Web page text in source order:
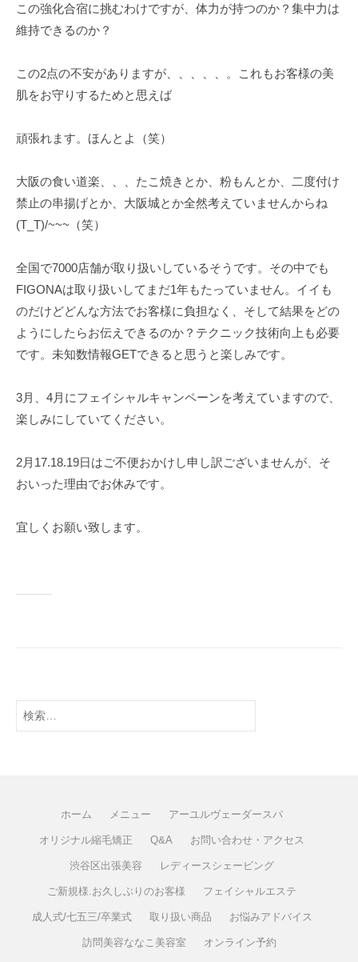
この強化合宿に挑むわけですが、体力が持つのか？集中力は
維持できるのか？
この2点の不安がありますが、、、、、。これもお客様の美
肌をお守りするためと思えば
頑張れます。ほんとよ（笑）
大阪の食い道楽、、、たこ焼きとか、粉もんとか、二度付け
禁止の串揚げとか、大阪城とか全然考えていませんからね
(T_T)/~~~（笑）
全国で7000店舗が取り扱いしているそうです。その中でも
FIGONAは取り扱いしてまだ1年もたっていません。イイも
のだけどどんな方法でお客様に負担なく、そして結果をどの
ようにしたらお伝えできるのか？テクニック技術向上も必要
です。未知数情報GETできると思うと楽しみです。
3月、4月にフェイシャルキャンペーンを考えていますので、
楽しみにしていてください。
2月17.18.19日はご不便おかけし申し訳ございませんが、そ
おいった理由でお休みです。
宜しくお願い致します。
ホーム メニュー アーユルヴェーダースパ
オリジナル縮毛矯正 Q&A お問い合わせ・アクセス
渋谷区出張美容 レディースシェービング
ご新規様.お久しぶりのお客様 フェイシャルエステ
成人式/七五三/卒業式 取り扱い商品 お悩みアドバイス
訪問美容ななこ美容室 オンライン予約